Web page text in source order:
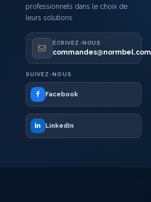
professionnels dans le choix de
leurs solutions.
ÉCRIVEZ-NOUS
commandes@normbel.com
SUIVEZ-NOUS
Facebook
LinkedIn